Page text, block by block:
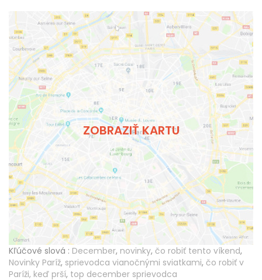
ZOBRAZIŤ KARTU
Kľúčové slová : December, novinky, čo robiť tento víkend,
Novinky Paríž, sprievodca vianočnými sviatkami, čo robiť v
Paríži, keď prší, top december sprievodca